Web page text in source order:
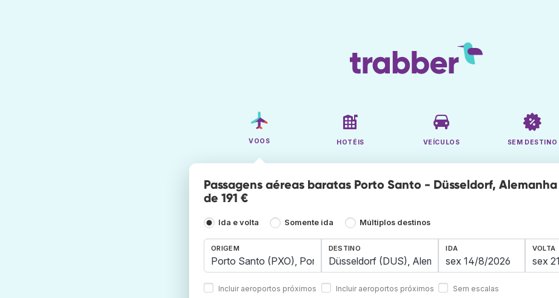
VOOS HOTÉIS VEÍCULOS SEM DESTINO
Passagens aéreas baratas Porto Santo - Düsseldorf,
de 191 €
Ida e volta Somente ida Múltiplos destinos
ORIGEM
Incluir aeroportos próximos
DESTINO
Incluir aeroportos próximos
IDA VOLTA
Sem escalas